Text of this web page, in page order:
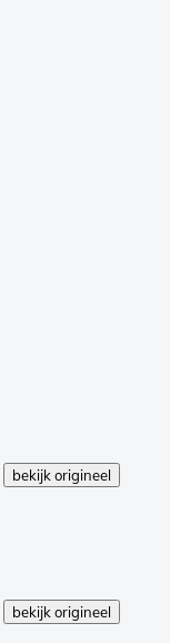
bekijk origineel
bekijk origineel